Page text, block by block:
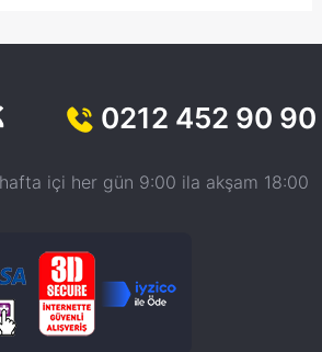
0212 452 90 90
içi her gün 9:00 ila akşam 18:00